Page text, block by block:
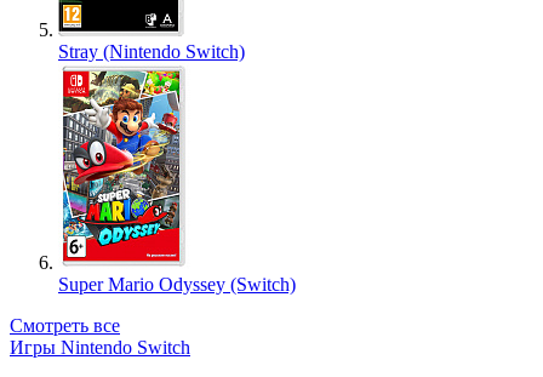
Stray (Nintendo Switch)
Super Mario Odyssey (Switch)
Смотреть все
Игры Nintendo Switch